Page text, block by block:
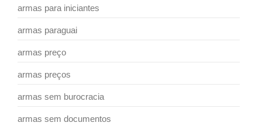
armas para iniciantes
armas paraguai
armas preço
armas preços
armas sem burocracia
armas sem documentos